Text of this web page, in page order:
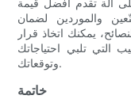
والموردين لضمان
يمكنك اتخاذ قرار
التي تلبي احتياجاتك
وتوقعاتك.
خاتمة